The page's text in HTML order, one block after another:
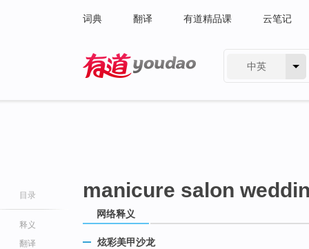
词典 翻译 有道精品课 云笔记
中英
目录
释义
翻译
manicure salon
网络释义
炫彩美甲沙龙